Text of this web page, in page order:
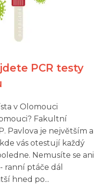
PCR testy
v Olomouci
Fakultní
Pavlova je největším a
vás otestují každý
Nemusíte se ani
ranní ptáče dál
hned po...